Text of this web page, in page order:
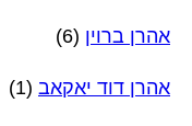
אהרן ברוין (6)
אהרן דוד יאקאב (1)